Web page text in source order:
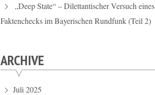
„Deep State“ – Dilettantischer Versuch eines
Faktenchecks im Bayerischen Rundfunk (Teil 2)
ARCHIVE
Juli 2025